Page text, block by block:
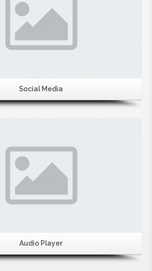
Social Media
Audio Player